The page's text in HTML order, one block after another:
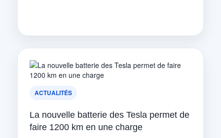
ACTUALITÉS
La nouvelle batterie des Tesla permet de
faire 1200 km en une charge